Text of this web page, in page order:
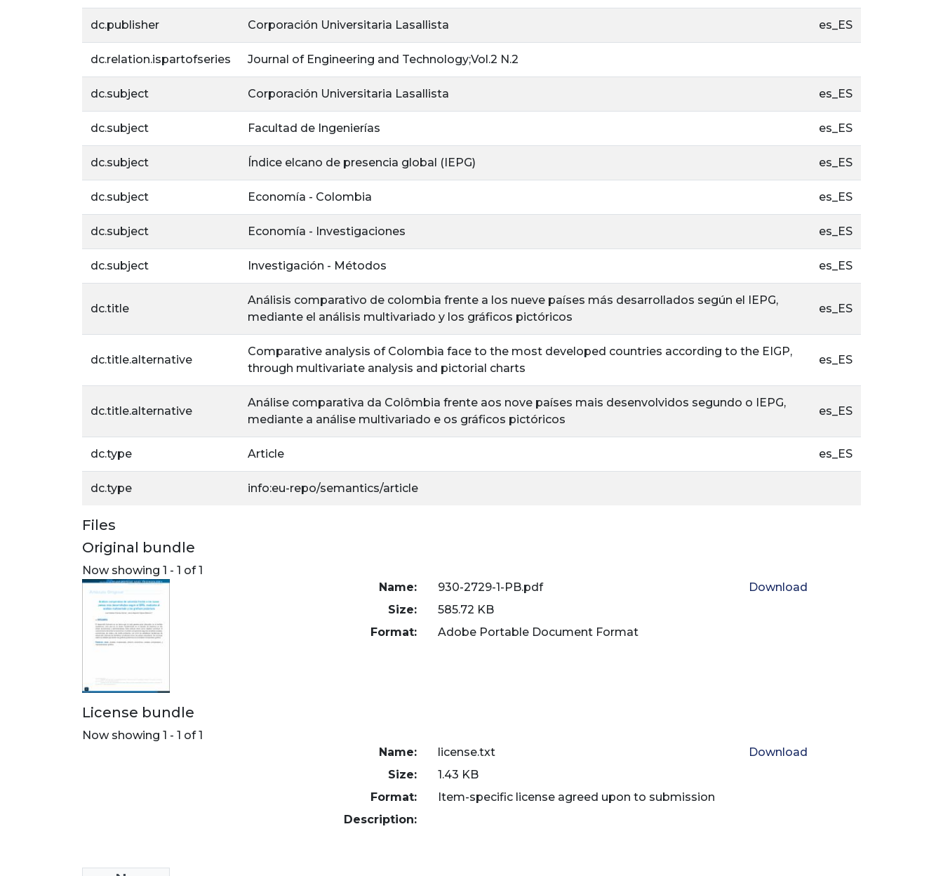
dc.publisher Corporación Universitaria Lasallista es_ES
dc.relation.ispartofseries Journal of Engineering and Technology;Vol.2 N.2
dc.subject Corporación Universitaria Lasallista es_ES
dc.subject Facultad de Ingenierías es_ES
dc.subject Índice elcano de presencia global (IEPG) es_ES
dc.subject Economía - Colombia es_ES
dc.subject Economía - Investigaciones es_ES
dc.subject Investigación - Métodos es_ES
dc.title
Análisis comparativo de colombia frente a los nueve países más desarrollados según el IEPG,
mediante el análisis multivariado y los gráficos pictóricos
es_ES
dc.title.alternative
Comparative analysis of Colombia face to the most developed countries according to the EIGP,
through multivariate analysis and pictorial charts
es_ES
dc.title.alternative
Análise comparativa da Colômbia frente aos nove países mais desenvolvidos segundo o IEPG,
mediante a análise multivariado e os gráficos pictóricos
es_ES
dc.type Article es_ES
dc.type info:eu-repo/semantics/article
Files
Original bundle
Now showing 1 - 1 of 1
Name:
930-2729-1-PB.pdf
Size:
585.72 KB
Format:
Adobe Portable Document Format
Download
License bundle
Now showing 1 - 1 of 1
Name:
license.txt
Size:
1.43 KB
Format:
Item-specific license agreed upon to submission
Description:
Download